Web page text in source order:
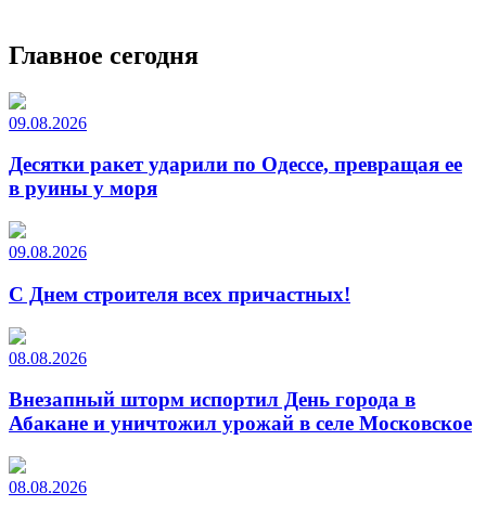
Главное сегодня
09.08.2026
Десятки ракет ударили по Одессе, превращая ее
в руины у моря
09.08.2026
С Днем строителя всех причастных!
08.08.2026
Внезапный шторм испортил День города в
Абакане и уничтожил урожай в селе Московское
08.08.2026